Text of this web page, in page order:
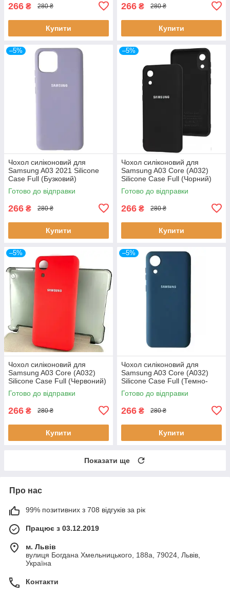
266 ₴ 280 ₴
Купити
266 ₴ 280 ₴
Купити
–5%
Чохол силіконовий для
Samsung A03 2021 Silicone
Case Full (Бузковий)
Готово до відправки
266 ₴ 280 ₴
Купити
–5%
Чохол силіконовий для
Samsung A03 Core (A032)
Silicone Case Full (Чорний)
Готово до відправки
266 ₴ 280 ₴
Купити
–5%
Чохол силіконовий для
Samsung A03 Core (A032)
Silicone Case Full (Червоний)
Готово до відправки
266 ₴ 280 ₴
Купити
–5%
Чохол силіконовий для
Samsung A03 Core (A032)
Silicone Case Full (Темно-
синій)
Готово до відправки
266 ₴ 280 ₴
Купити
Показати ще
Про нас
99% позитивних з 708 відгуків за рік
Працює з 03.12.2019
м. Львів
вулиця Богдана Хмельницького, 188а, 79024, Львів,
Україна
Контакти